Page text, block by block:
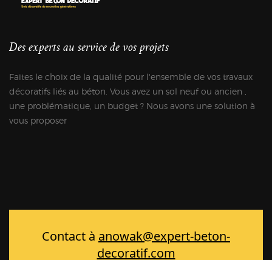
Des experts au service de vos projets
Faites le choix de la qualité pour l'ensemble de vos travaux
décoratifs liés au béton. Vous avez un sol neuf ou ancien ,
une problématique, un budget ? Nous avons une solution à
vous proposer